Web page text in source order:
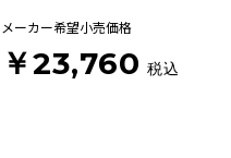
メーカー希望小売価格
￥23,760 税込